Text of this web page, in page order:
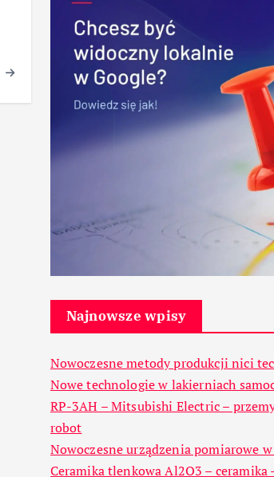
Najnowsze wpisy
Nowoczesne metody produkcji nici
Nowe technologie w lakierniach
RP-3AH – Mitsubishi Electric –
robot
Nowoczesne urządzenia pomiarowe
Ceramika tlenkowa Al2O3 – ceramika